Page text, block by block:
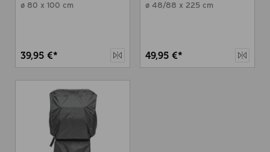
und Kamados 22
ø 80 x 100 cm
39,95 €*
Schutzhülle
ø 48/88 x 225 cm
49,95 €*